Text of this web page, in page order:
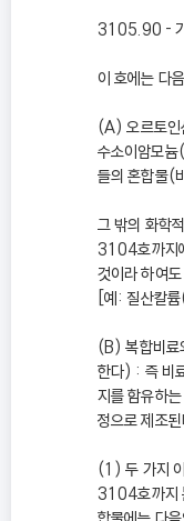
3105.90 -
이 호에는 다
(A) 오르토인
수소이암모늄
들의 혼합물(
그 밖의 화학
3104호까지
것이라 하여
[예: 질산칼
(B) 복합비료
한다) : 즉 비
지를 함유하
정으로 제조된
(1) 두 가지
3104호까지